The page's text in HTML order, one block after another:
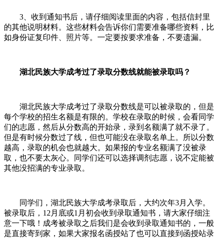
3、收到通知书后，请仔细阅读里面的内容，包括信封里
的其他说明材料。这些材料会告诉你们需要准备哪些资料，比
如身份证复印件、照片等。一定要按要求准备，不要遗漏。
湖北民族大学成考过了录取分数线就能被录取吗？
湖北民族大学成考过了录取分数线是可以被录取的，但是
每个学校的招生名额是有限的。学校在录取的时候，会看同学
们的志愿，然后从分数高的开始录，录到名额满了就不录了。
但是有时候分数过了线，但也可能没在录取名单上。所以分数
越高，录取的机会也就越大。如果报的专业名额满了没被录
取，也不要太灰心。同学们还可以选择调剂志愿，说不定能被
其他没招满的专业录取。
同学们，湖北民族大学成考录取后，大约次年3月入学。
被录取后，12月底或1月初会收到录取通知书，请大家仔细注
意一下哦！成考被录取之后我们是会收到录取通知书的，一般
是直接寄到家，如果大家报名函授站了也可以直接到函授站录